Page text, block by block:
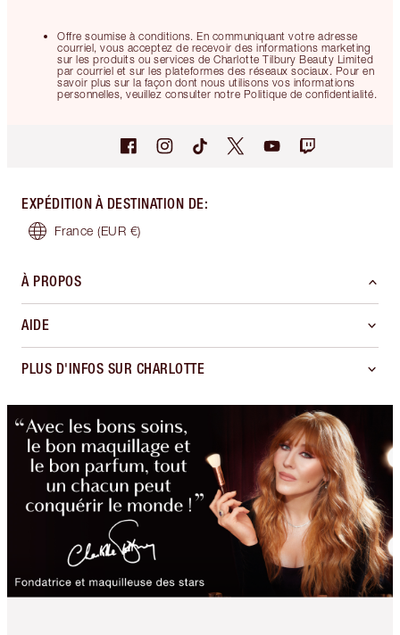
Offre soumise à conditions. En communiquant votre adresse
courriel, vous acceptez de recevoir des informations marketing
sur les produits ou services de Charlotte Tilbury Beauty Limited
par courriel et sur les plateformes des réseaux sociaux. Pour en
savoir plus sur la façon dont nous utilisons vos informations
personnelles, veuillez consulter notre Politique de confidentialité.
EXPÉDITION À DESTINATION DE:
France (EUR €)
À PROPOS
AIDE
PLUS D'INFOS SUR CHARLOTTE